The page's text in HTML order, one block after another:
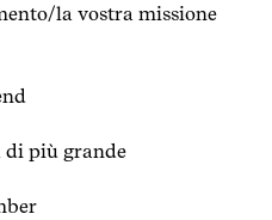
la vostra missione
di più grande